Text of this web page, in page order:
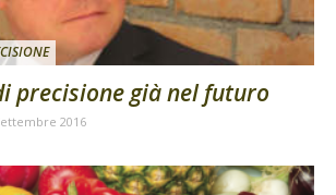
precisione già nel futuro
2016